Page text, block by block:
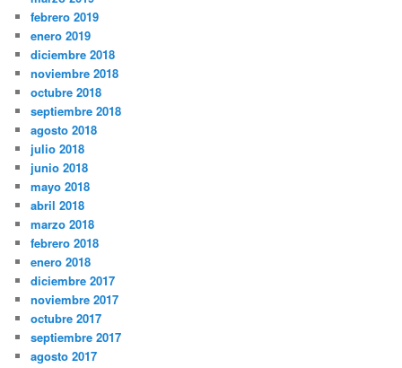
febrero 2019
enero 2019
diciembre 2018
noviembre 2018
octubre 2018
septiembre 2018
agosto 2018
julio 2018
junio 2018
mayo 2018
abril 2018
marzo 2018
febrero 2018
enero 2018
diciembre 2017
noviembre 2017
octubre 2017
septiembre 2017
agosto 2017